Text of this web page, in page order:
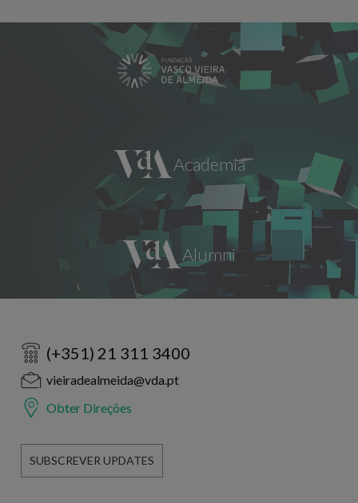
(+351) 21 311 3400
vieiradealmeida@vda.pt
Obter Direções
SUBSCREVER UPDATES